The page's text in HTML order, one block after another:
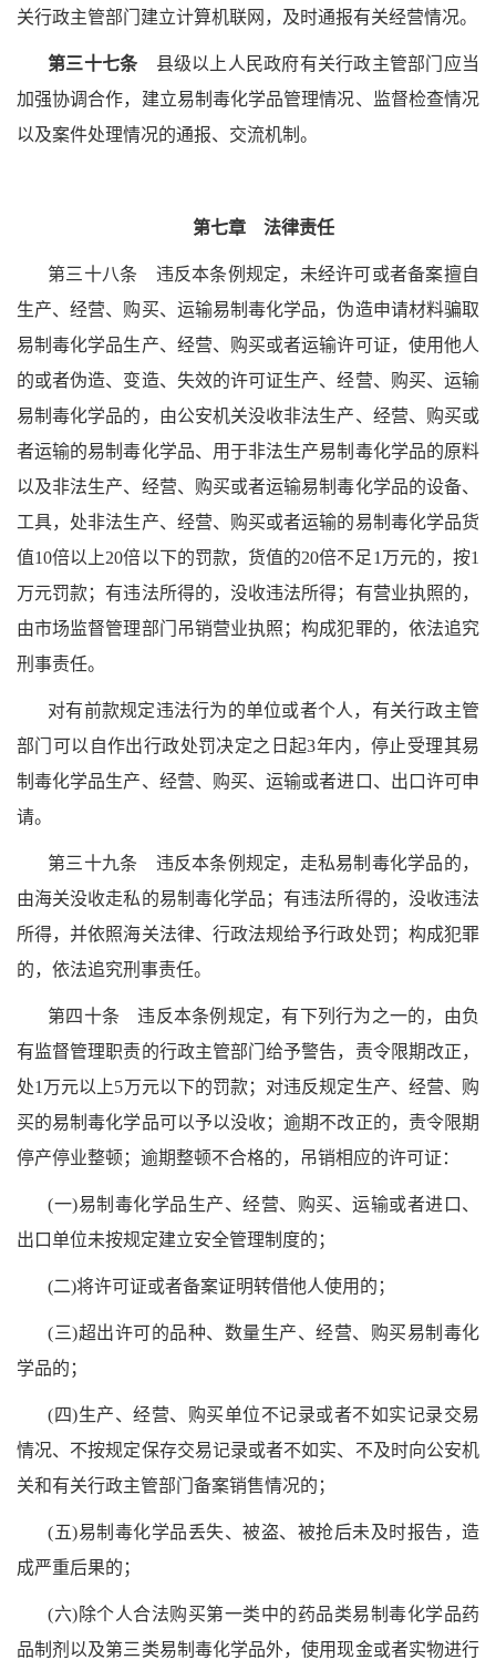
关行政主管部门建立计算机联网，及时通报有关经营情况。
第三十七条县级以上人民政府有关行政主管部门应当
加强协调合作，建立易制毒化学品管理情况、监督检查情况
以及案件处理情况的通报、交流机制。
第七章 法律责任
第三十八条 违反本条例规定，未经许可或者备案擅自
生产、经营、购买、运输易制毒化学品，伪造申请材料骗取
易制毒化学品生产、经营、购买或者运输许可证，使用他人
的或者伪造、变造、失效的许可证生产、经营、购买、运输
易制毒化学品的，由公安机关没收非法生产、经营、购买或
者运输的易制毒化学品、用于非法生产易制毒化学品的原料
以及非法生产、经营、购买或者运输易制毒化学品的设备、
工具，处非法生产、经营、购买或者运输的易制毒化学品货
值10倍以上20倍以下的罚款，货值的20倍不足1万元的，按1
万元罚款；有违法所得的，没收违法所得；有营业执照的，
由市场监督管理部门吊销营业执照；构成犯罪的，依法追究
刑事责任。
对有前款规定违法行为的单位或者个人，有关行政主管
部门可以自作出行政处罚决定之日起3年内，停止受理其易
制毒化学品生产、经营、购买、运输或者进口、出口许可申
请。
第三十九条 违反本条例规定，走私易制毒化学品的，
由海关没收走私的易制毒化学品；有违法所得的，没收违法
所得，并依照海关法律、行政法规给予行政处罚；构成犯罪
的，依法追究刑事责任。
第四十条 违反本条例规定，有下列行为之一的，由负
有监督管理职责的行政主管部门给予警告，责令限期改正，
处1万元以上5万元以下的罚款；对违反规定生产、经营、购
买的易制毒化学品可以予以没收；逾期不改正的，责令限期
停产停业整顿；逾期整顿不合格的，吊销相应的许可证：
(一)易制毒化学品生产、经营、购买、运输或者进口、
出口单位未按规定建立安全管理制度的；
(二)将许可证或者备案证明转借他人使用的；
(三)超出许可的品种、数量生产、经营、购买易制毒化
学品的；
(四)生产、经营、购买单位不记录或者不如实记录交易
情况、不按规定保存交易记录或者不如实、不及时向公安机
关和有关行政主管部门备案销售情况的；
(五)易制毒化学品丢失、被盗、被抢后未及时报告，造
成严重后果的；
(六)除个人合法购买第一类中的药品类易制毒化学品药
品制剂以及第三类易制毒化学品外，使用现金或者实物进行